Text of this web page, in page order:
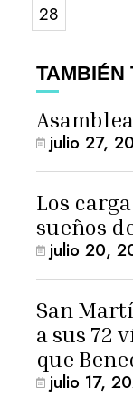
28
TAMBIÉN
julio 27,
Los
sueños
julio 20,
San
a sus 72
que
arresto
julio 17,